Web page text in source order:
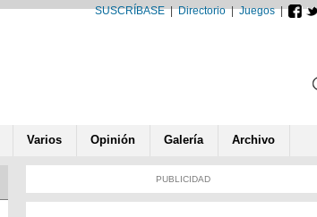
SUSCRÍBASE|Directorio|Juegos|
Varios Opinión Galería Archivo
PUBLICIDAD